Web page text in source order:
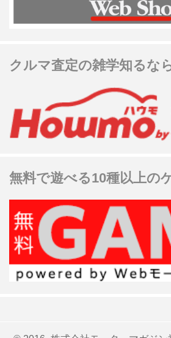
クルマ査定の雑学知るな
無料で遊べる10種以上の